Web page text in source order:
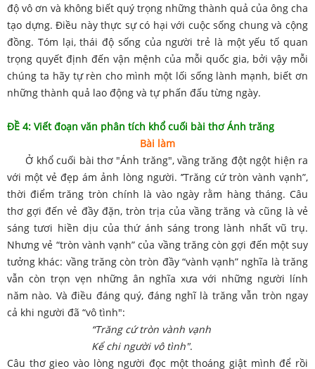
độ vô ơn và không biết quý trọng những thành quả của ông cha
tạo dựng. Điều này thực sự có hại với cuộc sống chung và cộng
đồng. Tóm lại, thái độ sống của người trẻ là một yếu tố quan
trọng quyết định đến vận mệnh của mỗi quốc gia, bởi vậy mỗi
chúng ta hãy tự rèn cho mình một lối sống lành mạnh, biết ơn
những thành quả lao động và tự phấn đấu từng ngày.
ĐỀ 4: Viết đoạn văn phân tích khổ cuối bài thơ Ánh trăng
Bài làm
Ở khổ cuối bài thơ "Ánh trăng", vầng trăng đột ngột hiện ra
với một vẻ đẹp ám ảnh lòng người. ’’Trăng cứ tròn vành vạnh”,
thời điểm trăng tròn chính là vào ngày rằm hàng tháng. Câu
thơ gợi đến vẻ đầy đặn, tròn trịa của vầng trăng và cũng là vẻ
sáng tươi hiền dịu của thứ ánh sáng trong lành nhất vũ trụ.
Nhưng vẻ “tròn vành vạnh” của vầng trăng còn gợi đến một suy
tưởng khác: vầng trăng còn tròn đầy “vành vạnh” nghĩa là trăng
vẫn còn trọn vẹn những ân nghĩa xưa với những người lính
năm nào. Và điều đáng quý, đáng nghĩ là trăng vẫn tròn ngay
cả khi người đã “vô tình":
“Trăng cứ tròn vành vạnh
Kể chi người vô tình".
Câu thơ gieo vào lòng người đọc một thoáng giật mình để rồi